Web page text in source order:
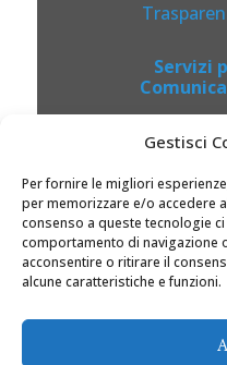
Gestisci
Per fornire le migliori
per memorizzare e/o accedere
consenso a queste tecnologie
comportamento di navigazione
acconsentire o ritirare il
alcune caratteristiche e funzioni.
Servizi